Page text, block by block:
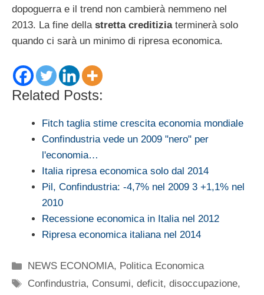
dopoguerra e il trend non cambierà nemmeno nel
2013. La fine della stretta creditizia terminerà solo
quando ci sarà un minimo di ripresa economica.
Related Posts:
Fitch taglia stime crescita economia mondiale
Confindustria vede un 2009 "nero" per
l'economia…
Italia ripresa economica solo dal 2014
Pil, Confindustria: -4,7% nel 2009 3 +1,1% nel
2010
Recessione economica in Italia nel 2012
Ripresa economica italiana nel 2014
Categorie
NEWS ECONOMIA, Politica Economica
Tag
Confindustria, Consumi,deficit,disoccupazione,